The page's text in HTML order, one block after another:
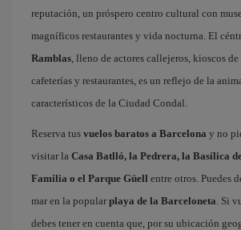
reputación, un próspero centro cultural con
magníficos restaurantes y vida nocturna. El
Ramblas, lleno de actores callejeros, kioscos de
cafeterías y restaurantes, es un reflejo de la
característicos de la Ciudad Condal.
Reserva tus vuelos baratos a Barcelona y no
visitar la Casa Batlló, la Pedrera, la Basílica
Familia o el Parque Güell entre otros. Puedes
mar en la popular playa de la Barceloneta. Si
debes tener en cuenta que, por su ubicación